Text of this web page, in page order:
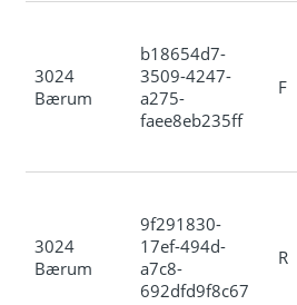
3024
Bærum
b18654d7-
3509-4247-
a275-
faee8eb235ff
F
3024
Bærum
9f291830-
17ef-494d-
a7c8-
692dfd9f8c67
R